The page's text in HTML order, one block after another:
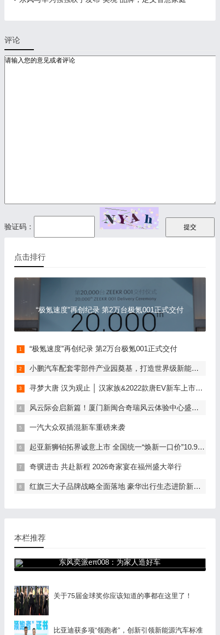
评论
验证码：
点击排行
“极氪速度”再创纪录 第2万台极氪001正式交付
“极氪速度”再创纪录 第2万台极氪001正式交付
小鹏汽车配套零部件产业园奠基，打造世界级新能源智能汽车集群
寻梦大唐 汉为观止 │ 汉家族&2022款唐EV新车上市发布会，敬请期待！
风云际会启新篇！厦门新闽合奇瑞风云体验中心盛大开业
一汽大众双插混新车重磅来袭
起亚新狮铂拓界诚意上市 全国统一“焕新一口价”10.99万元起
奇骥进击 共赴新程 2026奇家宴在福州盛大举行
红旗三大子品牌战略全面落地 豪华出行生态进阶新篇章
本栏推荐
东风奕派eπ008：为家人造好车
关于75届金球奖你应该知道的事都在这里了！
比亚迪获多项“领跑者”，创新引领新能源汽车标准